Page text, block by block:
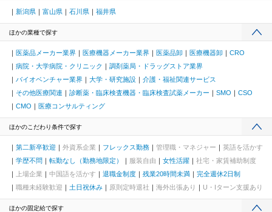
新潟県 富山県 石川県 福井県
ほかの業種で探す
医薬品メーカー業界 医療機器メーカー業界 医薬品卸 医療機器卸
CRO
病院・大学病院・クリニック
調剤薬局・ドラッグストア業界
バイオベンチャー業界
大学・研究施設
介護・福祉関連サービス
その他医療関連
診断薬・臨床検査機器・臨床検査試薬メーカー SMO
CSO
CMO
医療コンサルティング
ほかのこだわり条件で探す
第二新卒歓迎 外資系企業 フレックス勤務 管理職・マネジャー
英語を活かす
学歴不問
転勤なし（勤務地限定） 服装自由 女性活躍
社宅・家賃補助制度
上場企業
中国語を活かす 退職金制度 残業20時間未満
完全週休2日制
職種未経験歓迎
土日祝休み 原則定時退社 海外出張あり U・Iターン支援あり
ほかの固定給で探す